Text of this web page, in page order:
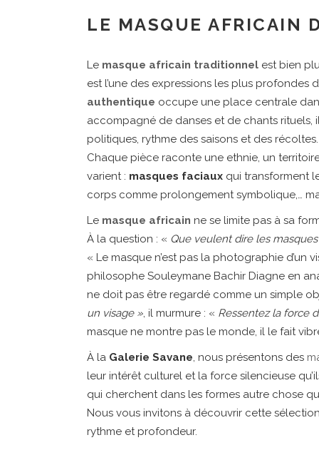
LE MASQUE AFRICAIN
Le masque africain traditionnel est bien
est l’une des expressions les plus profondes
authentique occupe une place centrale
accompagné de danses et de chants rituels,
politiques, rythme des saisons et des récoltes.
Chaque pièce raconte une ethnie, un
varient : masques faciaux qui transforment
corps comme prolongement symbolique,…
Le masque africain ne se limite pas à sa
À la question : « Que veulent dire les masques
« Le masque n’est pas la photographie d’un
philosophe Souleymane Bachir Diagne en
ne doit pas être regardé comme un simple
un visage », il murmure : « Ressentez la force
masque ne montre pas le monde, il le fait
À la Galerie Savane, nous présentons des
leur intérêt culturel et la force silencieuse
qui cherchent dans les formes autre chose
Nous vous invitons à découvrir cette
rythme et profondeur.